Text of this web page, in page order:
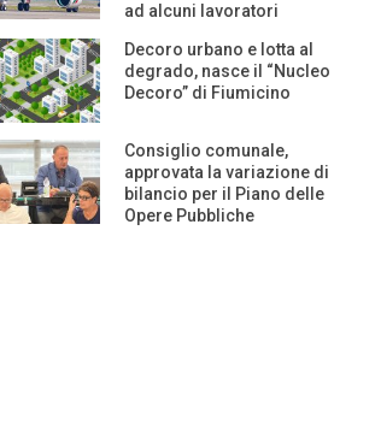
ad alcuni lavoratori
Decoro urbano e lotta al
degrado, nasce il “Nucleo
Decoro” di Fiumicino
Consiglio comunale,
approvata la variazione di
bilancio per il Piano delle
Opere Pubbliche